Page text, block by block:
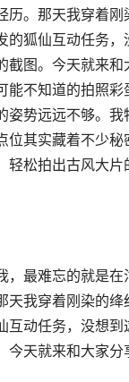
历。那天我穿着刚
的狐仙互动任务，
截图。今天就来和
能不知道的拍照彩
姿势远远不够。
位其实藏着不少秘
轻松拍出古风大片
，最难忘的就是在
天我穿着刚染的绛
互动任务，没想
今天就来和大家分